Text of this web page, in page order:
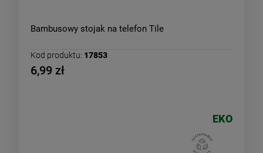
Bambusowy stojak na telefon Tile
Kod produktu: 17853
6,99 zł
EKO